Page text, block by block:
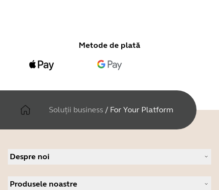
Metode de plată
Soluții business / For Your Platform
Despre noi
Cariere
Produsele noastre